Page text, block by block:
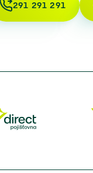
291 291 291